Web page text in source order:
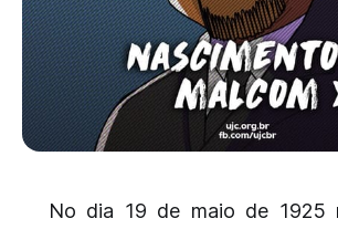
No dia 19 de maio de 1925